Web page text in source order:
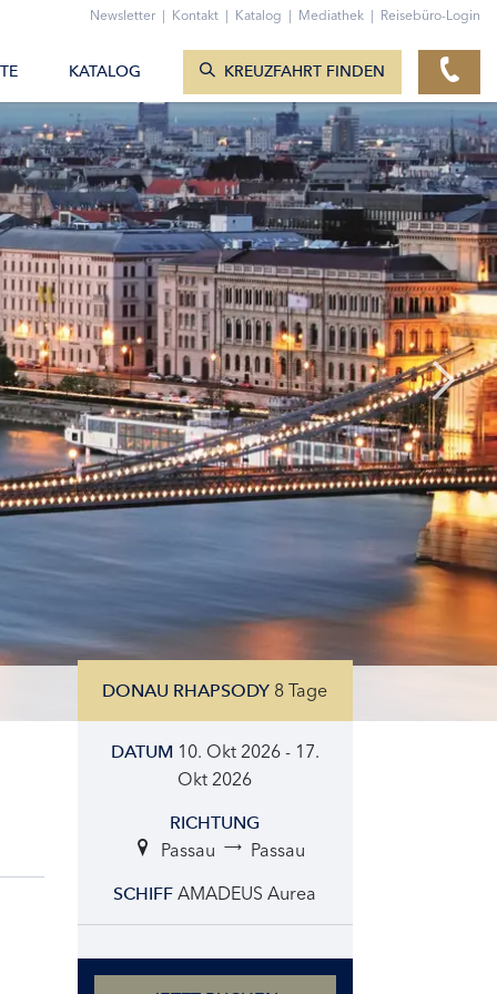
DONAU RHAPSODY 8 Tage
DATUM 10. Okt 2026 - 17.
Okt 2026
RICHTUNG
Passau Passau
SCHIFF AMADEUS Aurea
Newsletter | Kontakt | Katalog | Mediathek | Reisebüro-Login
KATALOG KREUZFAHRT FINDEN
ZUM KONTAKTFORMULAR